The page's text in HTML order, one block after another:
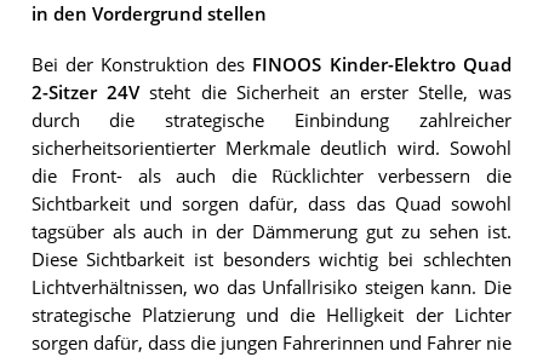
in den Vordergrund stellen
Bei der Konstruktion des FINOOS Kinder-Elektro Quad
2-Sitzer 24Vsteht die Sicherheit an erster Stelle, was
durch die strategische Einbindung zahlreicher
sicherheitsorientierter Merkmale deutlich wird. Sowohl
die Front- als auch die Rücklichter verbessern die
Sichtbarkeit und sorgen dafür, dass das Quad sowohl
tagsüber als auch in der Dämmerung gut zu sehen ist.
Diese Sichtbarkeit ist besonders wichtig bei schlechten
Lichtverhältnissen, wo das Unfallrisiko steigen kann. Die
strategische Platzierung und die Helligkeit der Lichter
sorgen dafür, dass die jungen Fahrerinnen und Fahrer nie